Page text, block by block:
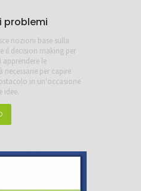
problemi
nozioni base sulla
il decision making per
le
necessarie per capire
in un'occasione
idee.